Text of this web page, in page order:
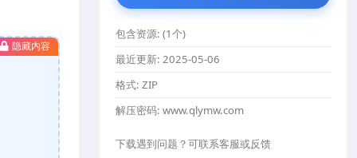
隐藏内容
包含资源: (1个)
最近更新: 2025-05-06
格式: ZIP
解压密码: www.qlymw.com
下载遇到问题？可联系客服或反馈